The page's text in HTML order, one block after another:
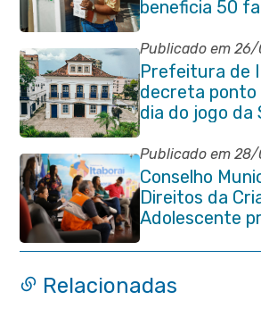
beneficia 50
Publicado em
Prefeitura de
decreta
dia do jogo da
Brasileira
Publicado em
Conselho
Direitos da
Adolescente
reunião de
órgãos
Relacionadas